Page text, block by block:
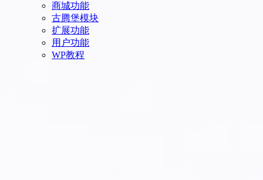
商城功能
古腾堡模块
扩展功能
用户功能
WP教程